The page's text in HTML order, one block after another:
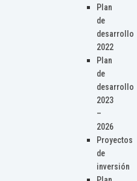
Plan
de
desarrollo
2022
Plan
de
desarrollo
2023
–
2026
Proyectos
de
inversión